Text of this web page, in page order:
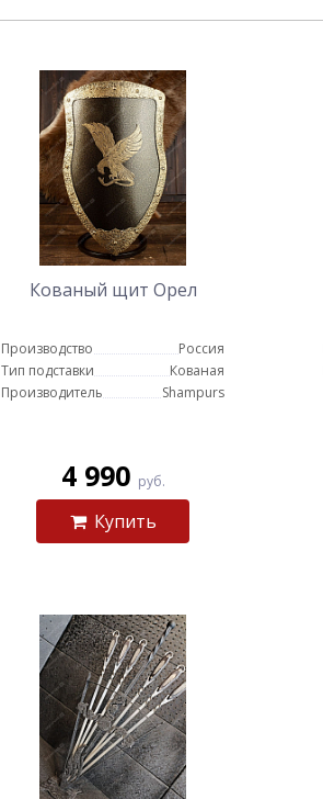
Кованый щит Орел
Производство
Россия
Тип подставки
Кованая
Производитель
Shampurs
4 990 руб.
Купить